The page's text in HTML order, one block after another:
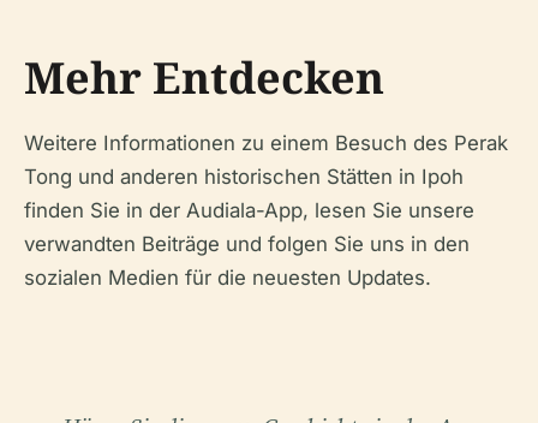
Mehr Entdecken
Weitere Informationen zu einem Besuch des Perak
Tong und anderen historischen Stätten in Ipoh
finden Sie in der Audiala-App, lesen Sie unsere
verwandten Beiträge und folgen Sie uns in den
sozialen Medien für die neuesten Updates.